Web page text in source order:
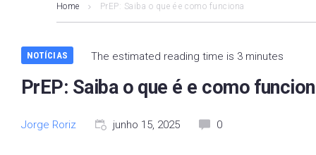
Home PrEP: Saiba o que é e como funciona
NOTÍCIAS The estimated reading time is 3 minutes
PrEP: Saiba o que é e como
Jorge Roriz junho 15, 2025 0